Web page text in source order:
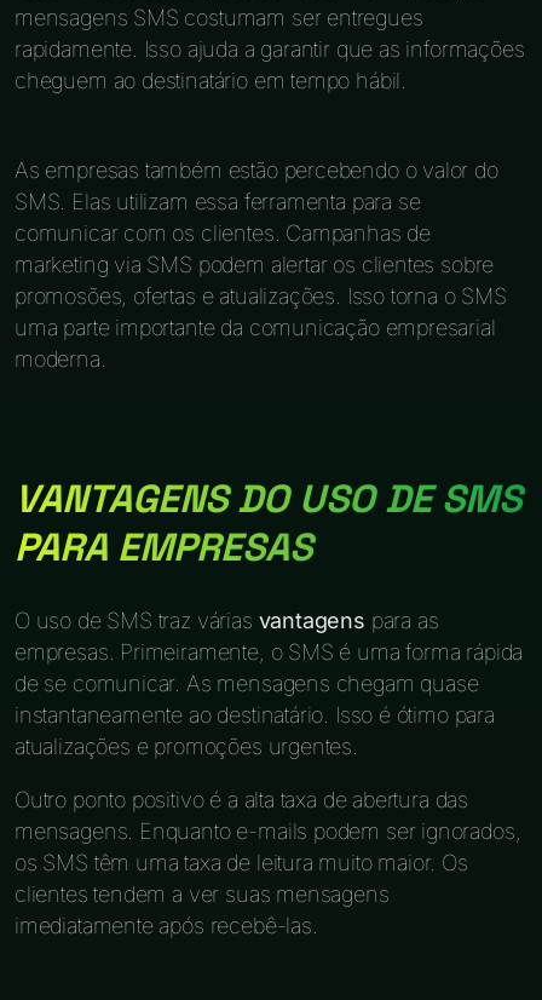
mensagens SMS costumam ser entregues
rapidamente. Isso ajuda a garantir que as informações
cheguem ao destinatário em tempo hábil.
As empresas também estão percebendo o valor do
SMS. Elas utilizam essa ferramenta para se
comunicar com os clientes. Campanhas de
marketing via SMS podem alertar os clientes sobre
promosões, ofertas e atualizações. Isso torna o SMS
uma parte importante da comunicação empresarial
moderna.
VANTAGENS DO USO DE SMS
PARA EMPRESAS
O uso de SMS traz várias vantagens para as
empresas. Primeiramente, o SMS é uma forma rápida
de se comunicar. As mensagens chegam quase
instantaneamente ao destinatário. Isso é ótimo para
atualizações e promoções urgentes.
Outro ponto positivo é a alta taxa de abertura das
mensagens. Enquanto e-mails podem ser ignorados,
os SMS têm uma taxa de leitura muito maior. Os
clientes tendem a ver suas mensagens
imediatamente após recebê-las.